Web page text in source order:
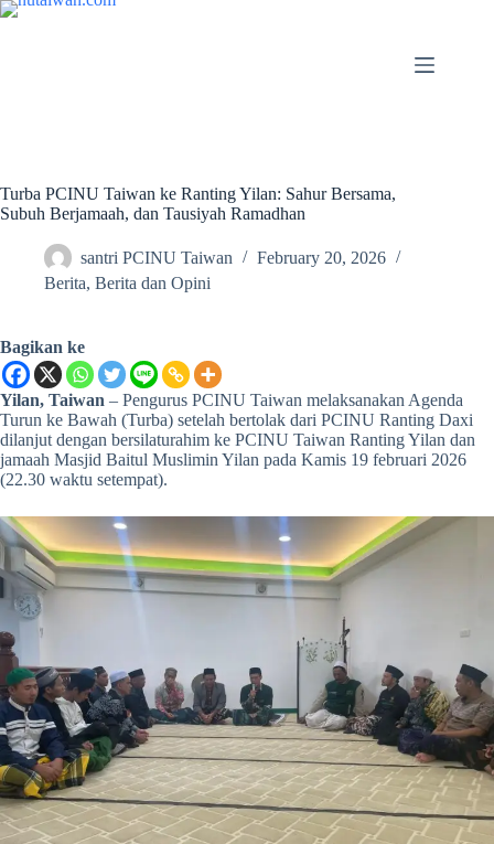
Turba PCINU Taiwan ke Ranting Yilan: Sahur Bersama,
Subuh Berjamaah, dan Tausiyah Ramadhan
santri PCINU Taiwan
February 20, 2026
Berita, Berita dan Opini
Bagikan ke
Yilan, Taiwan – Pengurus PCINU Taiwan melaksanakan Agenda
Turun ke Bawah (Turba) setelah bertolak dari PCINU Ranting Daxi
dilanjut dengan bersilaturahim ke PCINU Taiwan Ranting Yilan dan
jamaah Masjid Baitul Muslimin Yilan pada Kamis 19 februari 2026
(22.30 waktu setempat).